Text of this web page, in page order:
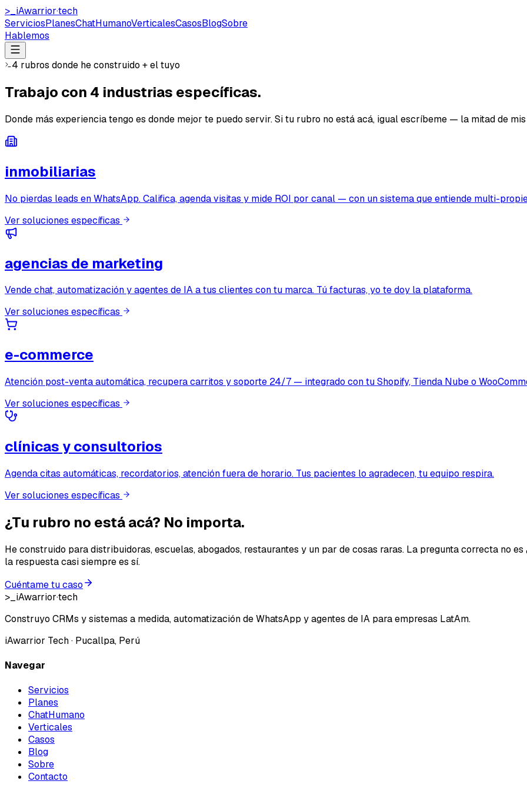
>_ iAwarrior·tech
ServiciosPlanesChatHumanoVerticalesCasosBlogSobre
Hablemos
4 rubros donde he construido + el tuyo
Trabajo con 4 industrias específicas.
Donde más experiencia tengo es donde mejor te puedo servir. Si tu rubro no está acá, igual escríbeme — la mitad de
inmobiliarias
No pierdas leads en WhatsApp. Califica, agenda visitas y mide ROI por canal — con un sistema que entiende multi-
Ver soluciones específicas
agencias de marketing
Vende chat, automatización y agentes de IA a tus clientes con tu marca. Tú facturas, yo te doy la plataforma.
Ver soluciones específicas
e-commerce
Atención post-venta automática, recupera carritos y soporte 24/7 — integrado con tu Shopify, Tienda Nube o
Ver soluciones específicas
clínicas y consultorios
Agenda citas automáticas, recordatorios, atención fuera de horario. Tus pacientes lo agradecen, tu equipo respira.
Ver soluciones específicas
¿Tu rubro no está acá? No importa.
He construido para distribuidoras, escuelas, abogados, restaurantes y un par de cosas raras. La pregunta correcta no es
la respuesta casi siempre es sí.
Cuéntame tu caso
>_ iAwarrior·tech
Construyo CRMs y sistemas a medida, automatización de WhatsApp y agentes de IA para empresas LatAm.
iAwarrior Tech· Pucallpa, Perú
Navegar
Servicios
Planes
ChatHumano
Verticales
Casos
Blog
Sobre
Contacto